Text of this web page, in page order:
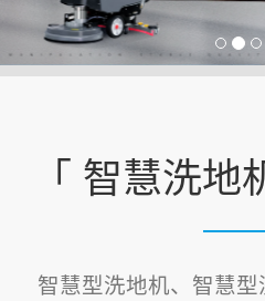
「 智慧洗地
智慧型洗地机、智慧